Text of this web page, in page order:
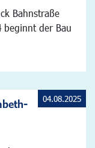
Bahnstraße
beginnt der Bau
04.08.2025